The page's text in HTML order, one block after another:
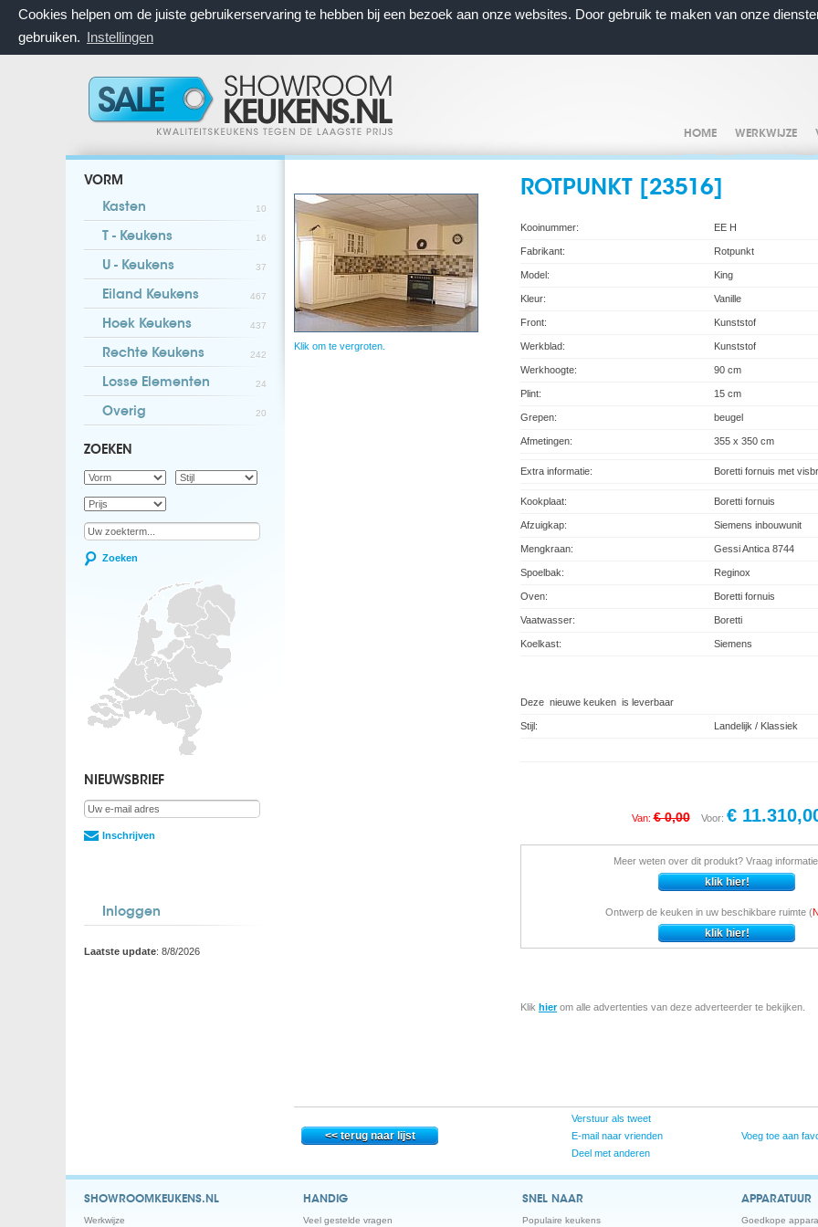
Cookies helpen om de juiste gebruikerservaring te hebben bij een bezoek aan onze websites. Door gebruik te maken van onze
gebruiken. Instellingen
HOME WERKWIJZE
VORM
Kasten 10
T - Keukens 16
U - Keukens 37
Eiland Keukens 467
Hoek Keukens 437
Rechte Keukens 242
Losse Elementen 24
Overig 20
ZOEKEN
Zoeken
NIEUWSBRIEF
Inschrijven
Inloggen
Laatste update: 8/8/2026
Klik om te vergroten.
ROTPUNKT [23516]
Kooinummer: EE H
Fabrikant: Rotpunkt
Model: King
Kleur: Vanille
Front: Kunststof
Werkblad: Kunststof
Werkhoogte: 90 cm
Plint: 15 cm
Grepen: beugel
Afmetingen: 355 x 350 cm
Extra informatie: Boretti fornuis met
Kookplaat: Boretti fornuis
Afzuigkap: Siemens inbouwunit
Mengkraan: Gessi Antica 8744
Spoelbak: Reginox
Oven: Boretti fornuis
Vaatwasser: Boretti
Koelkast: Siemens
Deze nieuwe keuken is leverbaar
Stijl: Landelijk / Klassiek
Van:€ 0,00 Voor: €
Meer weten over dit produkt? Vraag informatie
Ontwerp de keuken in uw beschikbare ruimte (
Klik hierom alle advertenties van deze adverteerder te bekijken.
Verstuur als tweet
E-mail naar vrienden
Deel met anderen
Voeg toe aan
SHOWROOMKEUKENS.NL
Werkwijze
HANDIG
Veel gestelde vragen
SNEL NAAR
Populaire keukens
APPARATUUR
Goedkope